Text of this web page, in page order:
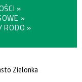
»
»
RODO »
Zielonka